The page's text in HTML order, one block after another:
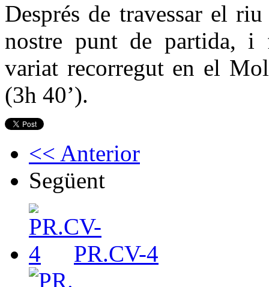
Després de travessar el
nostre punt de partida, i
variat recorregut en el
(3h 40’).
<< Anterior
Següent
PR.CV-4